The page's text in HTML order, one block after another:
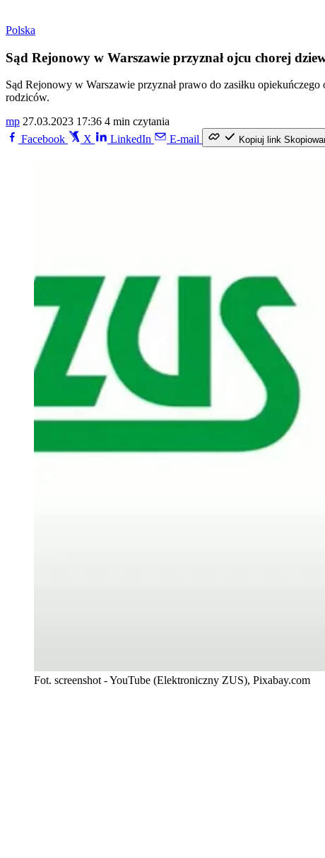
Polska
Sąd Rejonowy w Warszawie przyznał ojcu chorej
Sąd Rejonowy w Warszawie przyznał prawo do zasiłku
rodziców.
mp 27.03.2023 17:36 4 min czytania
Facebook
X LinkedIn E-mail Kopiuj link
Fot. screenshot - YouTube (Elektroniczny ZUS), Pixabay.com